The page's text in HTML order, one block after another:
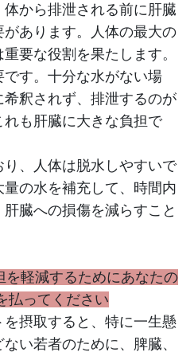
から排泄される前に肝臓
あります。人体の最大の
要な役割を果たします。
す。十分な水がない場
釈されず、排泄するのが
も肝臓に大きな負担で
、人体は脱水しやすいで
の水を補充して、時間内
臓への損傷を減らすこと
を軽減するためにあなたの
払ってください
摂取すると、特に一生懸
い若者のために、脾臓、